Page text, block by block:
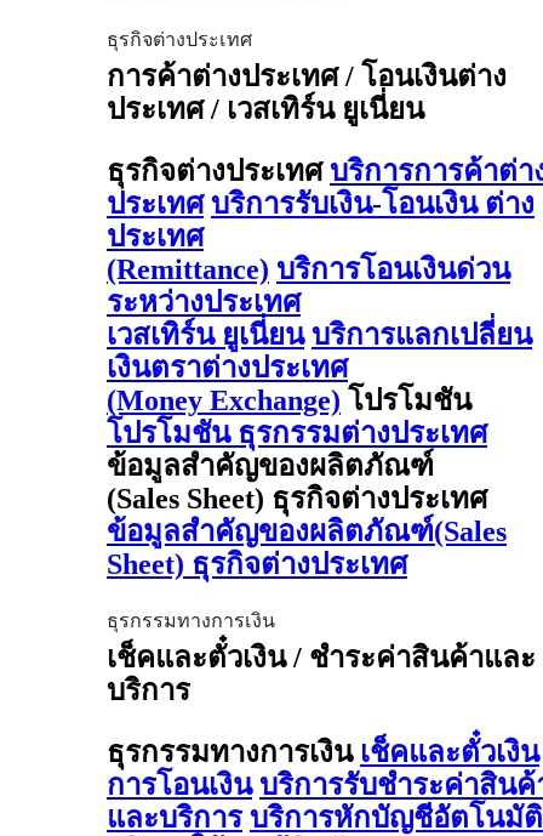
ธุรกิจต่างประเทศ
การค้าต่างประเทศ / โอนเงินต่าง
ประเทศ / เวสเทิร์น ยูเนี่ยน
ธุรกิจต่างประเทศ บริการการค้าต่า
ประเทศ บริการรับเงิน-โอนเงิน ต่าง
ประเทศ
(Remittance) บริการโอนเงินด่วน
ระหว่างประเทศ
เวสเทิร์น ยูเนี่ยน บริการแลกเปลี่ยน
เงินตราต่างประเทศ
(Money Exchange) โปรโมชัน
โปรโมชัน ธุรกรรมต่างประเทศ
ข้อมูลสำคัญของผลิตภัณฑ์
(Sales Sheet) ธุรกิจต่างประเทศ
ข้อมูลสำคัญของผลิตภัณฑ์(Sales
Sheet) ธุรกิจต่างประเทศ
ธุรกรรมทางการเงิน
เช็คและตั๋วเงิน / ชำระค่าสินค้าและ
บริการ
ธุรกรรมทางการเงิน เช็คและตั๋วเงิน
การโอนเงิน บริการรับชำระค่าสินค้
และบริการ บริการหักบัญชีอัตโนมัติ